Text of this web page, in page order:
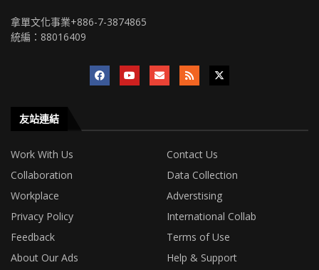
拿單文化事業+886-7-3874865
統編：88016409
友站連結
Work With Us
Contact Us
Collaboration
Data Collection
Workplace
Adverstising
Privacy Policy
International Collab
Feedback
Terms of Use
About Our Ads
Help & Support